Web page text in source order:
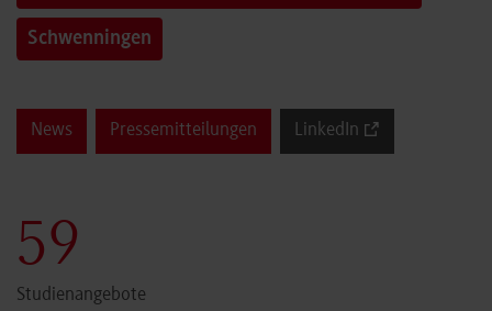
Schwenningen
News Pressemitteilungen LinkedIn
59
Studienangebote